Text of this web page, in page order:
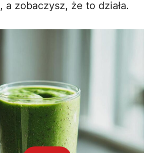
a zobaczysz, że to działa.